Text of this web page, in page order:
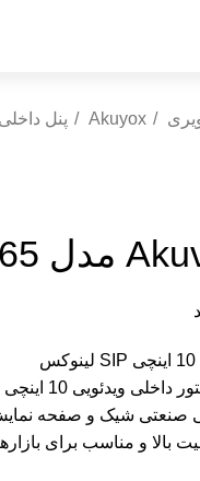
Akuyox پنل داخلی
شیک و صفحه نمایش
بالا و مناسب برای